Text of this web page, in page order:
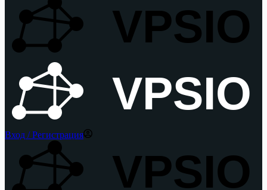
VPSIO
VPSIO
Вход / Регистрация
VPSIO